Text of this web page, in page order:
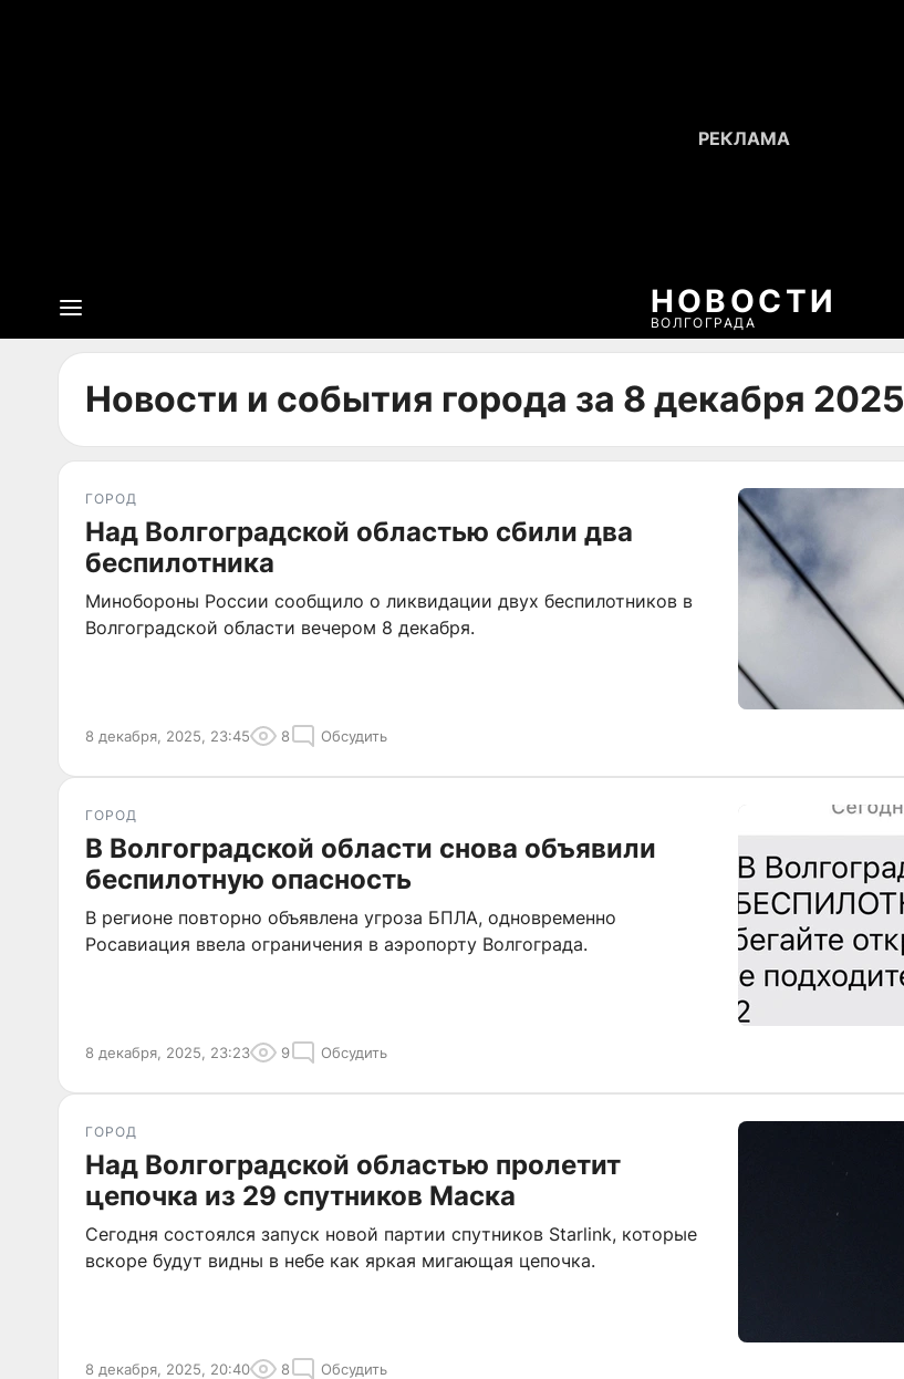
НОВОСТИ
ВОЛГОГРАДА
Новости и события города за 8 декабря 2025
ГОРОД
Над Волгоградской областью сбили два
беспилотника
Минобороны России сообщило о ликвидации двух беспилотников в
Волгоградской области вечером 8 декабря.
8 декабря, 2025, 23:45 8 Обсудить
ГОРОД
В Волгоградской области снова объявили
беспилотную опасность
В регионе повторно объявлена угроза БПЛА, одновременно
Росавиация ввела ограничения в аэропорту Волгограда.
8 декабря, 2025, 23:23 9 Обсудить
ГОРОД
Над Волгоградской областью пролетит
цепочка из 29 спутников Маска
Сегодня состоялся запуск новой партии спутников Starlink, которые
вскоре будут видны в небе как яркая мигающая цепочка.
8 декабря, 2025, 20:40 8 Обсудить